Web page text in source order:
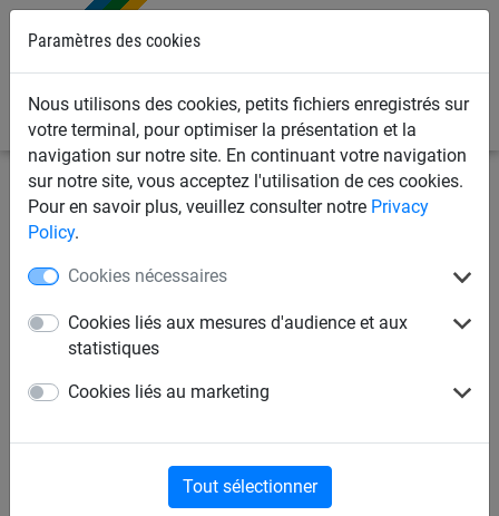
Paramètres des cookies
Nous utilisons des cookies, petits fichiers enregistrés sur
votre terminal, pour optimiser la présentation et la
navigation sur notre site. En continuant votre navigation
sur notre site, vous acceptez l'utilisation de ces cookies.
Pour en savoir plus, veuillez consulter notre Privacy
Policy.
Cookies nécessaires
Cookies liés aux mesures d'audience et aux
statistiques
Cookies liés au marketing
Tout sélectionner
Filets d'industrie Filets et bâches de benne
Bâches de
benne perméable
Bâche perméable